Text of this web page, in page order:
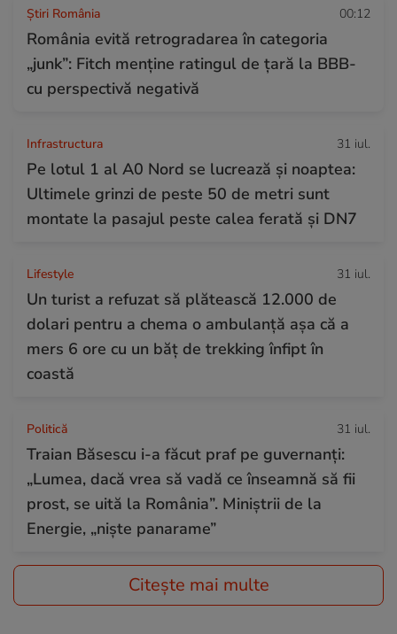
Știri România 00:12
România evită retrogradarea în categoria
„junk”: Fitch menține ratingul de țară la BBB-
cu perspectivă negativă
Infrastructura 31 iul.
Pe lotul 1 al A0 Nord se lucrează și noaptea:
Ultimele grinzi de peste 50 de metri sunt
montate la pasajul peste calea ferată și DN7
Lifestyle 31 iul.
Un turist a refuzat să plătească 12.000 de
dolari pentru a chema o ambulanță așa că a
mers 6 ore cu un băț de trekking înfipt în
coastă
Politică 31 iul.
Traian Băsescu i-a făcut praf pe guvernanți:
„Lumea, dacă vrea să vadă ce înseamnă să fii
prost, se uită la România”. Miniștrii de la
Energie, „niște panarame”
Citește mai multe